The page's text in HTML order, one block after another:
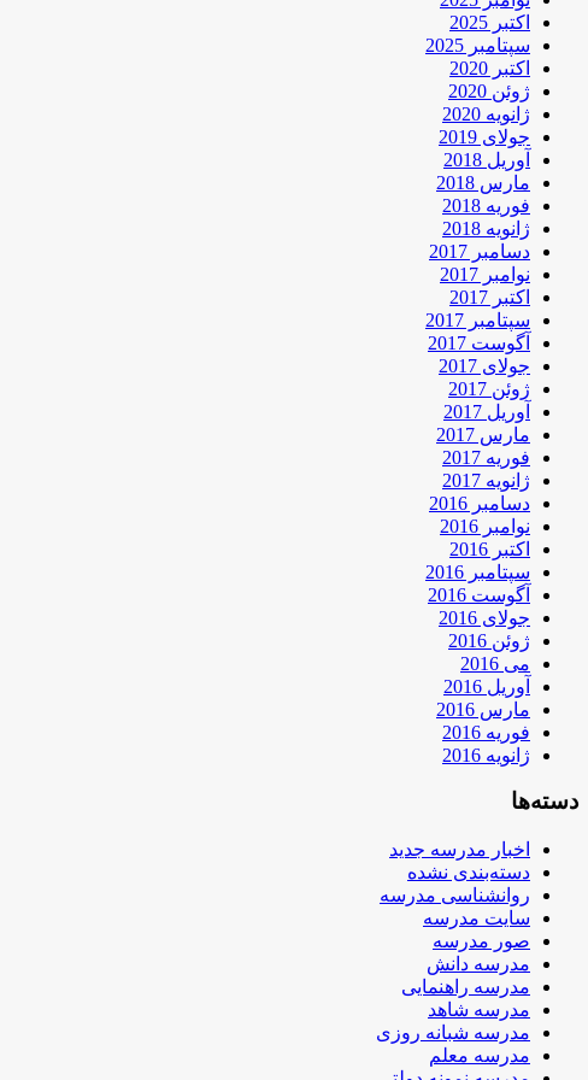
اکتبر 2025
سپتامبر 2025
اکتبر 2020
ژوئن 2020
ژانویه 2020
جولای 2019
آوریل 2018
مارس 2018
فوریه 2018
ژانویه 2018
دسامبر 2017
نوامبر 2017
اکتبر 2017
سپتامبر 2017
آگوست 2017
جولای 2017
ژوئن 2017
آوریل 2017
مارس 2017
فوریه 2017
ژانویه 2017
دسامبر 2016
نوامبر 2016
اکتبر 2016
سپتامبر 2016
آگوست 2016
جولای 2016
ژوئن 2016
می 2016
آوریل 2016
مارس 2016
فوریه 2016
ژانویه 2016
دسته‌ها
اخبار مدرسه جدید
دسته‌بندی نشده
روانشناسی مدرسه
سایت مدرسه
صور مدرسه
مدرسه دانش
مدرسه راهنمایی
مدرسه شاهد
مدرسه شبانه روزی
مدرسه معلم